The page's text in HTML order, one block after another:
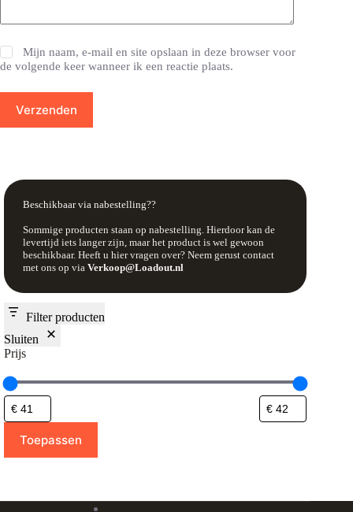
Mijn naam, e-mail en site opslaan in deze browser voor
de volgende keer wanneer ik een reactie plaats.
Verzenden
Beschikbaar via nabestelling??
Sommige producten staan op nabestelling. Hierdoor kan de
levertijd iets langer zijn, maar het product is wel gewoon
beschikbaar. Heeft u hier vragen over? Neem gerust contact
met ons op via Verkoop@Loadout.nl
Filter producten
Sluiten
Prijs
Toepassen